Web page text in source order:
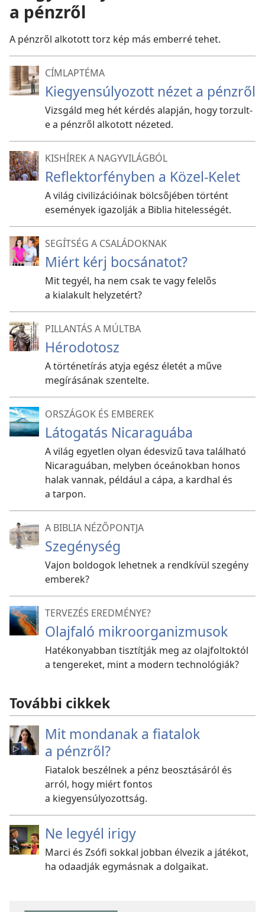
a pénzről
A pénzről alkotott torz kép más emberré tehet.
CÍMLAPTÉMA
Kiegyensúlyozott nézet a pénzről
Vizsgáld meg hét kérdés alapján, hogy torzult-
e a pénzről alkotott nézeted.
KISHÍREK A NAGYVILÁGBÓL
Reflektorfényben a Közel-Kelet
A világ civilizációinak bölcsőjében történt
események igazolják a Biblia hitelességét.
SEGÍTSÉG A CSALÁDOKNAK
Miért kérj bocsánatot?
Mit tegyél, ha nem csak te vagy felelős
a kialakult helyzetért?
PILLANTÁS A MÚLTBA
Hérodotosz
A történetírás atyja egész életét a műve
megírásának szentelte.
ORSZÁGOK ÉS EMBEREK
Látogatás Nicaraguába
A világ egyetlen olyan édesvizű tava található
Nicaraguában, melyben óceánokban honos
halak vannak, például a cápa, a kardhal és
a tarpon.
A BIBLIA NÉZŐPONTJA
Szegénység
Vajon boldogok lehetnek a rendkívül szegény
emberek?
TERVEZÉS EREDMÉNYE?
Olajfaló mikroorganizmusok
Hatékonyabban tisztítják meg az olajfoltoktól
a tengereket, mint a modern technológiák?
További cikkek
Mit mondanak a fiatalok
a pénzről?
Fiatalok beszélnek a pénz beosztásáról és
arról, hogy miért fontos
a kiegyensúlyozottság.
Ne legyél irigy
Marci és Zsófi sokkal jobban élvezik a játékot,
ha odaadják egymásnak a dolgaikat.